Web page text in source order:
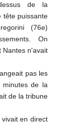
de la
tête puissante
(76e)
On
Nantes n'avait
pas les
minutes de la
de la tribune
en direct